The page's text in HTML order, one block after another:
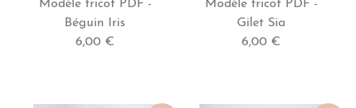
Modèle tricot PDF -
Béguin Iris
6,00 €
Modèle tricot PDF -
Gilet Sia
6,00 €